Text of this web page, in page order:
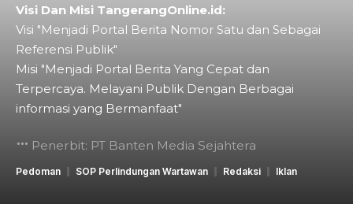
Visi Dan Misi TangerangOnline.id:
Visi "Menjadi Portal Berita Nomor Satu dan Sebagai
Referensi Publik"
Misi "Menjadi Portal Berita Yang Cepat dan
Terpercaya. Melayani Publik Dengan Berbagai
informasi yang Bermanfaat"
Penerbit: PT Banten Media Sejahtera
Pedoman SOP Perlindungan Wartawan Redaksi Iklan